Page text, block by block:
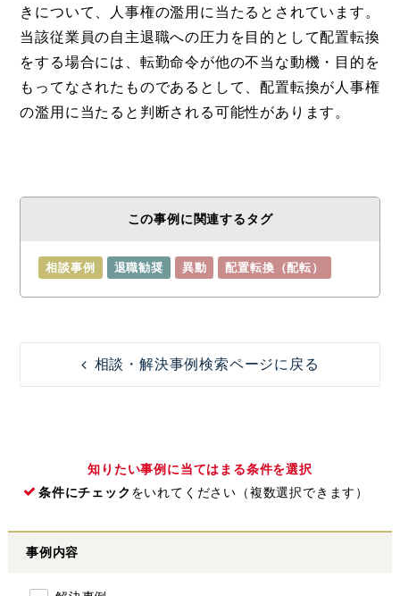
きについて、人事権の濫用に当たるとされています。
当該従業員の自主退職への圧力を目的として配置転換
をする場合には、転勤命令が他の不当な動機・目的を
もってなされたものであるとして、配置転換が人事権
の濫用に当たると判断される可能性があります。
この事例に関連するタグ
相談事例 退職勧奨 異動 配置転換（配転）
相談・解決事例検索ページに戻る
知りたい事例に当てはまる条件を選択
条件にチェック をいれてください（複数選択できます）
事例内容